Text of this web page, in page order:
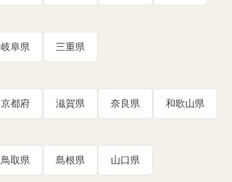
岐阜県 三重県
京都府 滋賀県 奈良県 和歌山県
鳥取県 島根県 山口県